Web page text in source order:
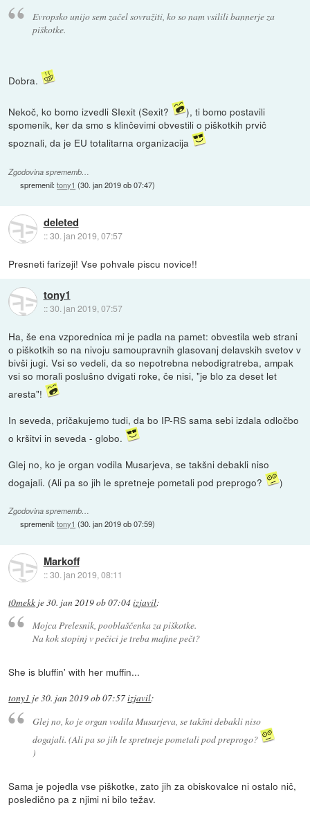
Evropsko unijo sem začel sovražiti, ko so nam vsilili bannerje za
piškotke.
Dobra.
Nekoč, ko bomo izvedli SIexit (Sexit?
), ti bomo postavili
spomenik, ker da smo s klinčevimi obvestili o piškotkih prvič
spoznali, da je EU totalitarna organizacija
Zgodovina sprememb…
spremenil:tony1 (30. jan 2019 ob 07:47)
deleted
::30. jan 2019, 07:57
Presneti farizeji! Vse pohvale piscu novice!!
tony1
::30. jan 2019, 07:57
Ha, še ena vzporednica mi je padla na pamet: obvestila web strani
o piškotkih so na nivoju samoupravnih glasovanj delavskih svetov v
bivši jugi. Vsi so vedeli, da so nepotrebna nebodigratreba, ampak
vsi so morali poslušno dvigati roke, če nisi, "je blo za deset let
aresta"!
In seveda, pričakujemo tudi, da bo IP-RS sama sebi izdala odločbo
o kršitvi in seveda - globo.
Glej no, ko je organ vodila Musarjeva, se takšni debakli niso
dogajali. (Ali pa so jih le spretneje pometali pod preprogo?
)
Zgodovina sprememb…
spremenil:tony1 (30. jan 2019 ob 07:59)
Markoff
::30. jan 2019, 08:11
t0mekk je30. jan 2019 ob 07:04izjavil:
Mojca Prelesnik, pooblaščenka za piškotke.
Na kok stopinj v pečici je treba mafine pečt?
She is bluffin' with her muffin...
tony1 je30. jan 2019 ob 07:57izjavil:
Glej no, ko je organ vodila Musarjeva, se takšni debakli niso
dogajali. (Ali pa so jih le spretneje pometali pod preprogo?
)
Sama je pojedla vse piškotke, zato jih za obiskovalce ni ostalo nič,
posledično pa z njimi ni bilo težav.